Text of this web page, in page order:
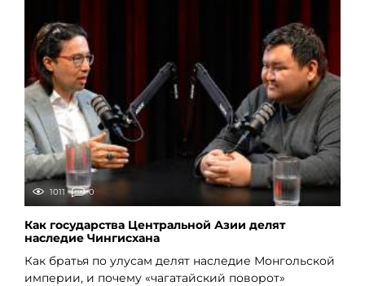
1011 0
Как государства Центральной Азии делят
наследие Чингисхана
Как братья по улусам делят наследие Монгольской
империи, и почему «чагатайский поворот»